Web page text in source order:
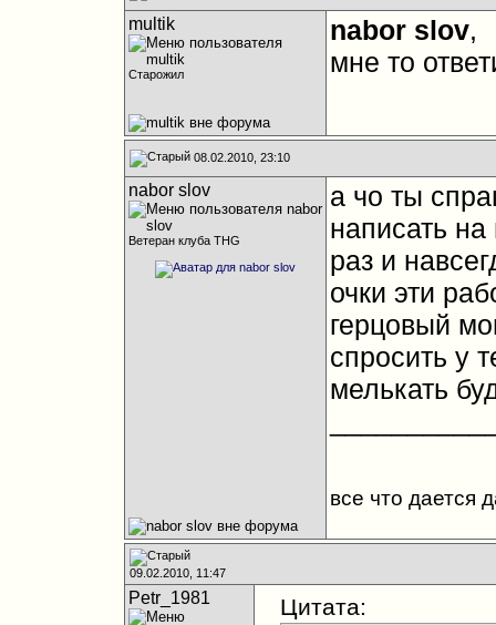
multik
Старожил
nabor slov,
мне то
08.02.2010, 23:10
nabor slov
Ветеран клуба THG
а чо ты
написать
раз и
очки эти
герцовый
спросить у
мелькать
все что дается
09.02.2010, 11:47
Petr_1981 Цитата: